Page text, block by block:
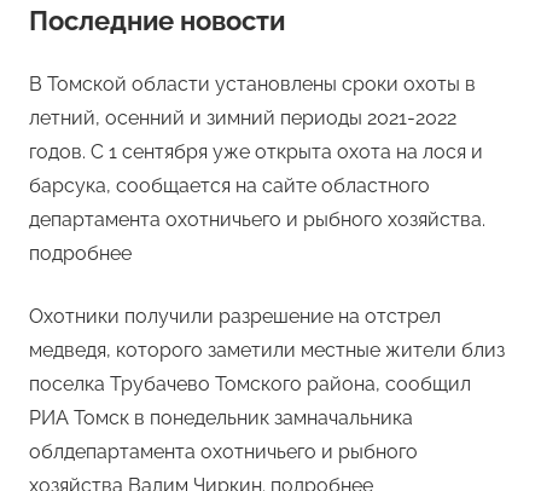
Последние новости
В Томской области установлены сроки охоты в
летний, осенний и зимний периоды 2021-2022
годов. С 1 сентября уже открыта охота на лося и
барсука, сообщается на сайте областного
департамента охотничьего и рыбного хозяйства.
подробнее
Охотники получили разрешение на отстрел
медведя, которого заметили местные жители близ
поселка Трубачево Томского района, сообщил
РИА Томск в понедельник замначальника
облдепартамента охотничьего и рыбного
хозяйства Вадим Чиркин. подробнее